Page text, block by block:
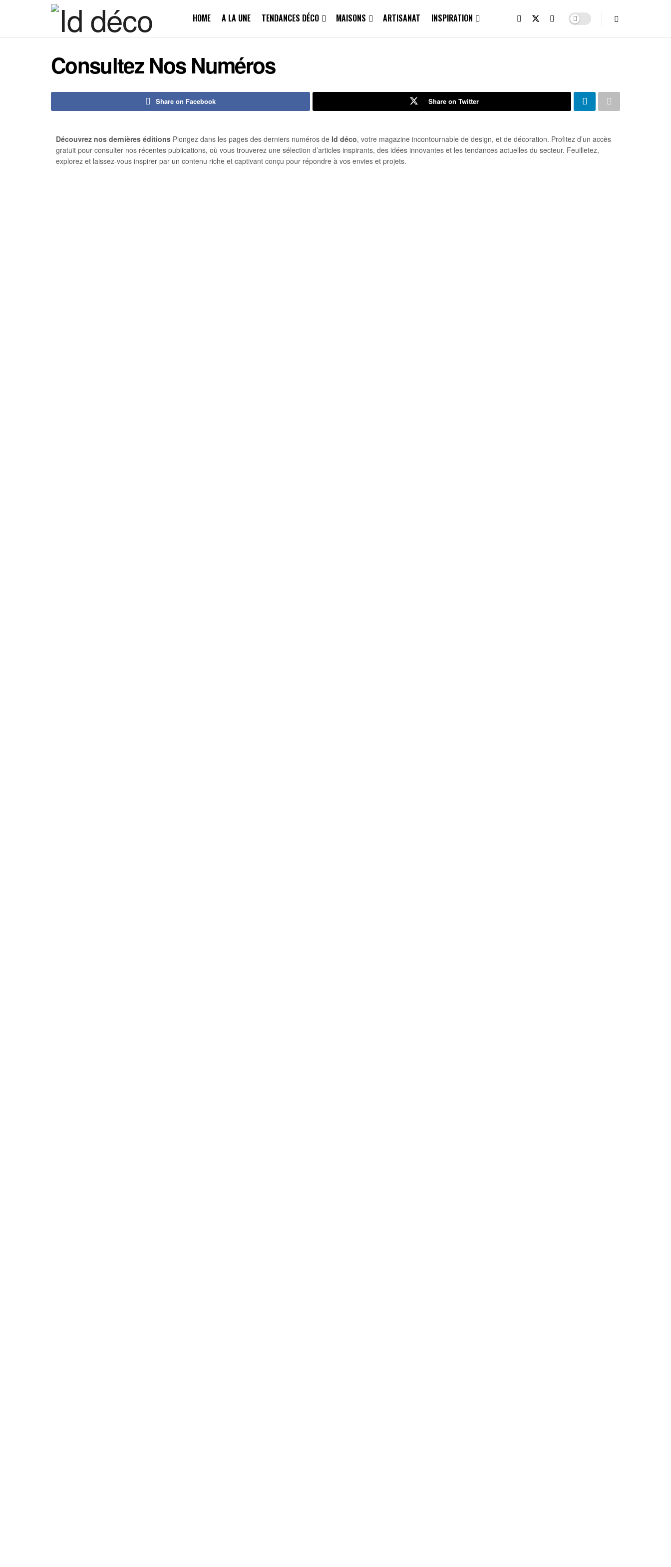
HOME A LA UNE TENDANCES DÉCO MAISONS ARTISANAT INSPIRATION
Consultez Nos Numéros
Share on Facebook Share on Twitter
Découvrez nos dernières éditions Plongez dans les pages des derniers numéros de Id déco, votre magazine incontournable de design, et de décoration. Profitez d’un accès
gratuit pour consulter nos récentes publications, où vous trouverez une sélection d’articles inspirants, des idées innovantes et les tendances actuelles du secteur. Feuilletez,
explorez et laissez-vous inspirer par un contenu riche et captivant conçu pour répondre à vos envies et projets.